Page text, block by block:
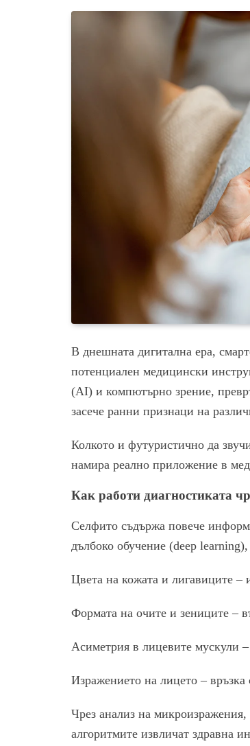
В днешната дигитална ера,
потенциален медицински
(AI) и компютърно зрение,
засече ранни признаци на
Колкото и футуристично да
намира реално приложение в
Как работи диагностиката
Селфито съдържа повече
дълбоко обучение (deep
Цвета на кожата и лигавиците –
Формата на очите и зениците –
Асиметрия в лицевите мускули
Изражението на лицето –
Чрез анализ на
алгоритмите извличат здравна